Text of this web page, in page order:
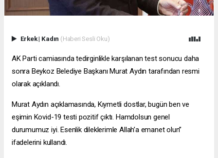
Erkek| Kadın (Haberi Sesli Oku)
AK Parti camiasında tedirginlikle karşılanan test sonucu daha
sonra Beykoz Belediye Başkanı Murat Aydın tarafından resmi
olarak açıklandı.
Murat Aydın açıklamasında, Kıymetli dostlar, bugün ben ve
eşimin Kovid-19 testi pozitif çıktı. Hamdolsun genel
durumumuz iyi. Esenlik dileklerimle Allah’a emanet olun”
ifadelerini kullandı.